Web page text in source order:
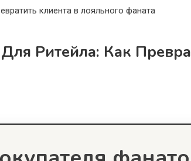
Ритейла: Как